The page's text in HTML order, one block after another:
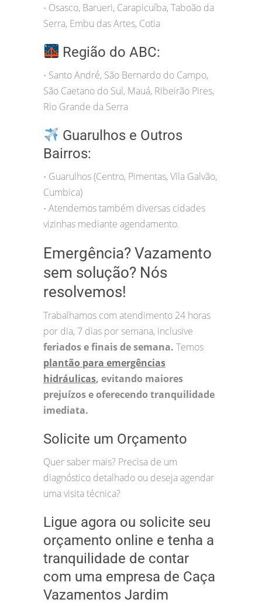
• Osasco, Barueri, Carapicuíba, Taboão da
Serra, Embu das Artes, Cotia
Região do ABC:
• Santo André, São Bernardo do Campo,
São Caetano do Sul, Mauá, Ribeirão Pires,
Rio Grande da Serra
Guarulhos e Outros
Bairros:
• Guarulhos (Centro, Pimentas, Vila Galvão,
Cumbica)
• Atendemos também diversas cidades
vizinhas mediante agendamento.
Emergência? Vazamento
sem solução? Nós
resolvemos!
Trabalhamos com atendimento 24 horas
por dia, 7 dias por semana, inclusive
feriados e finais de semana. Temos
plantão para emergências
hidráulicas, evitando maiores
prejuízos e oferecendo tranquilidade
imediata.
Solicite um Orçamento
Quer saber mais? Precisa de um
diagnóstico detalhado ou deseja agendar
uma visita técnica?
Ligue agora ou solicite seu
orçamento online e tenha a
tranquilidade de contar
com uma empresa de Caça
Vazamentos Jardim